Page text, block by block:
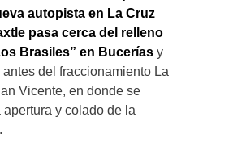
autopista en La Cruz
pasa cerca del relleno
Brasiles” en Bucerías y
antes del fraccionamiento La
Vicente, en donde se
y colado de la